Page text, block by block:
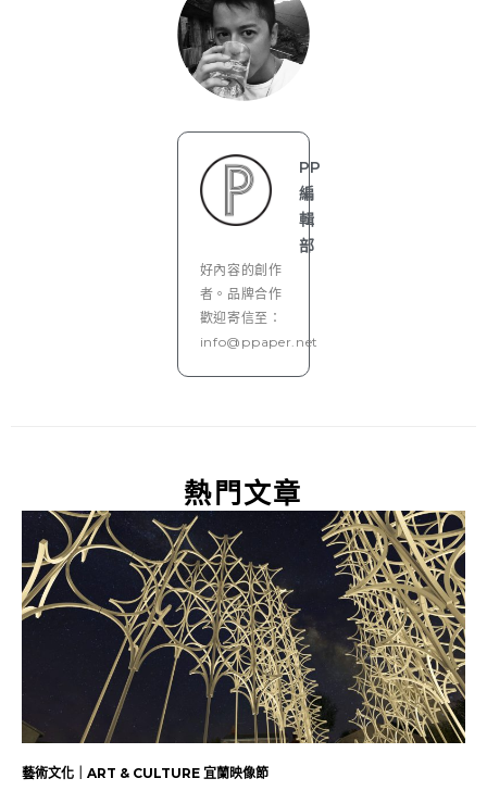
PP
編
輯
部
好內容的創作
者。品牌合作
歡迎寄信至：
info@ppaper.net
熱門文章
藝術文化｜ART & CULTURE 宜蘭映像節